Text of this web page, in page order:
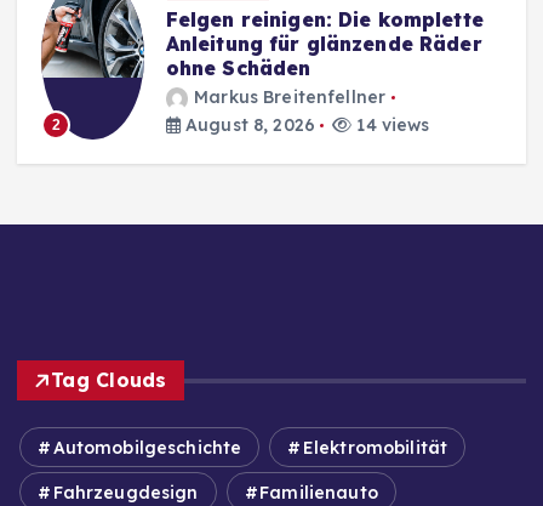
2
Felgen reinigen: Die komplette
Anleitung für glänzende Räder
ohne Schäden
Markus Breitenfellner
August 8, 2026
14 views
Tag Clouds
Automobilgeschichte Elektromobilität
Fahrzeugdesign Familienauto